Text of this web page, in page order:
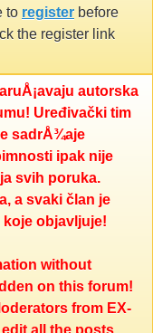
to register before
the register link
autorska
Uređivački tim
sadrÅ¾aje
ipak nije
svih poruka.
a svaki član je
objavljuje!
without
on this forum!
from EX-